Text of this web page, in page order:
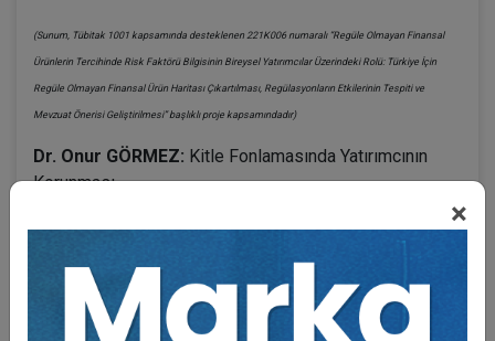
×
(Sunum, Tübitak 1001 kapsamında desteklenen 221K006 numaralı “Regüle Olmayan Finansal
Ürünlerin Tercihinde Risk Faktörü Bilgisinin Bireysel Yatırımcılar Üzerindeki Rolü: Türkiye İçin
Regüle Olmayan Finansal Ürün Haritası Çıkartılması, Regülasyonların Etkilerinin Tespiti ve
Mevzuat Önerisi Geliştirilmesi” başlıklı proje kapsamındadır)
Dr. Onur GÖRMEZ: Kitle Fonlamasında Yatırımcının
Korunması
(Sunum, Tübitak 1001 kapsamında desteklenen 221K006 numaralı “Regüle Olmayan Finansal
Regüle Olmayan Finansal Ürün Haritası Çıkartılması, Regülasyonların Etkilerinin Tespiti ve
Mevzuat Önerisi Geliştirilmesi” başlıklı proje kapsamındadır)